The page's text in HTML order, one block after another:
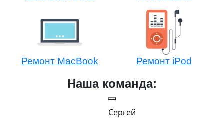
Ремонт MacBook Ремонт iPod
Наша команда:
Сергей